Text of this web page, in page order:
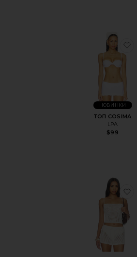
ТОП COSIMA
LPA
$99
НОВИНКИ